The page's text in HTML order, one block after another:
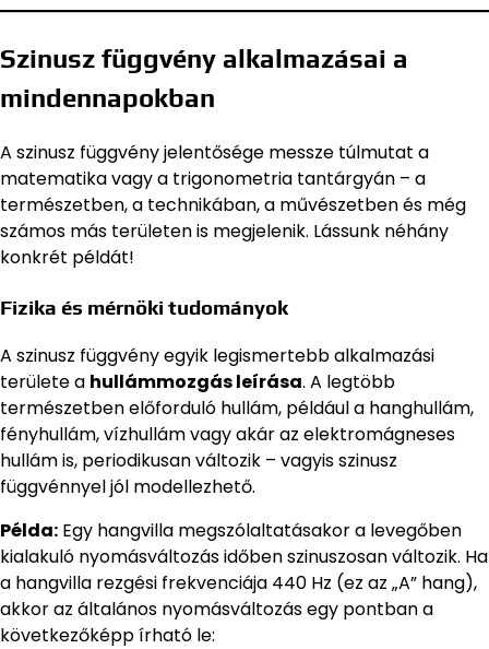
Szinusz függvény alkalmazásai a
mindennapokban
A szinusz függvény jelentősége messze túlmutat a
matematika vagy a trigonometria tantárgyán – a
természetben, a technikában, a művészetben és még
számos más területen is megjelenik. Lássunk néhány
konkrét példát!
Fizika és mérnöki tudományok
A szinusz függvény egyik legismertebb alkalmazási
területe a hullámmozgás leírása. A legtöbb
természetben előforduló hullám, például a hanghullám,
fényhullám, vízhullám vagy akár az elektromágneses
hullám is, periodikusan változik – vagyis szinusz
függvénnyel jól modellezhető.
Példa: Egy hangvilla megszólaltatásakor a levegőben
kialakuló nyomásváltozás időben szinuszosan változik. Ha
a hangvilla rezgési frekvenciája 440 Hz (ez az „A” hang),
akkor az általános nyomásváltozás egy pontban a
következőképp írható le: